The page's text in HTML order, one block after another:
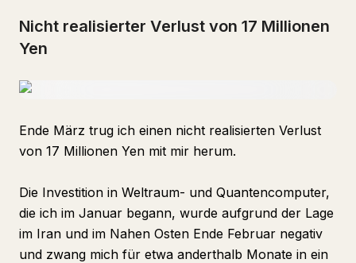
Nicht realisierter Verlust von 17 Millionen
Yen
Ende März trug ich einen nicht realisierten Verlust
von 17 Millionen Yen mit mir herum.
Die Investition in Weltraum- und Quantencomputer,
die ich im Januar begann, wurde aufgrund der Lage
im Iran und im Nahen Osten Ende Februar negativ
und zwang mich für etwa anderthalb Monate in ein